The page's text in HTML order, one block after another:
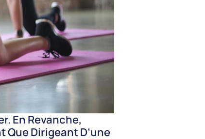
En Revanche,
Que Dirigeant D’une